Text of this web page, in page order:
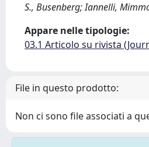
S., Busenberg; Iannelli,
Appare nelle tipologie:
03.1 Articolo su rivista
File in questo prodotto:
Non ci sono file associati a